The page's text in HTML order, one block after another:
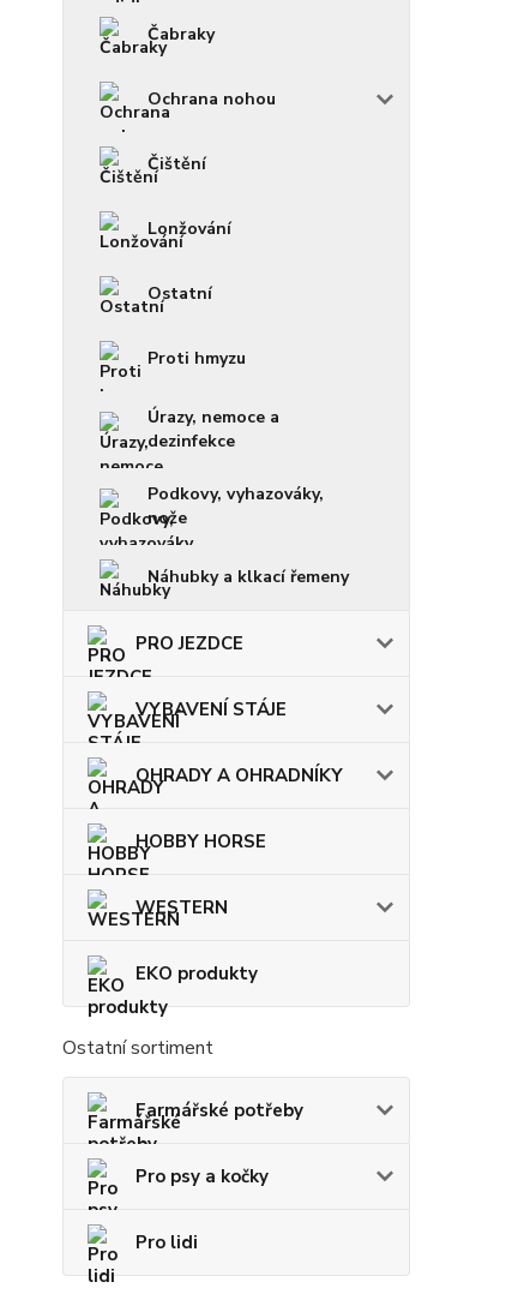
Čabraky
Ochrana nohou
Čištění
Lonžování
Ostatní
Proti hmyzu
Úrazy, nemoce a
dezinfekce
Podkovy, vyhazováky,
nože
Náhubky a klkací řemeny
PRO JEZDCE
VYBAVENÍ STÁJE
OHRADY A OHRADNÍKY
HOBBY HORSE
WESTERN
EKO produkty
Ostatní sortiment
Farmářské potřeby
Pro psy a kočky
Pro lidi